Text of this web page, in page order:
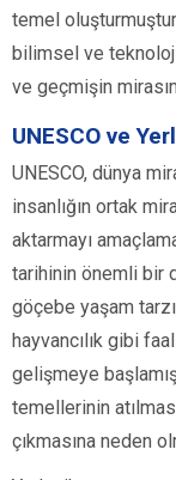
temel
bilimsel ve
ve geçmişin
UNESCO ve
UNESCO, dünya
insanlığın ortak
aktarmayı
tarihinin önemli bir
göçebe yaşam
hayvancılık gibi
gelişmeye
temellerinin
çıkmasına neden